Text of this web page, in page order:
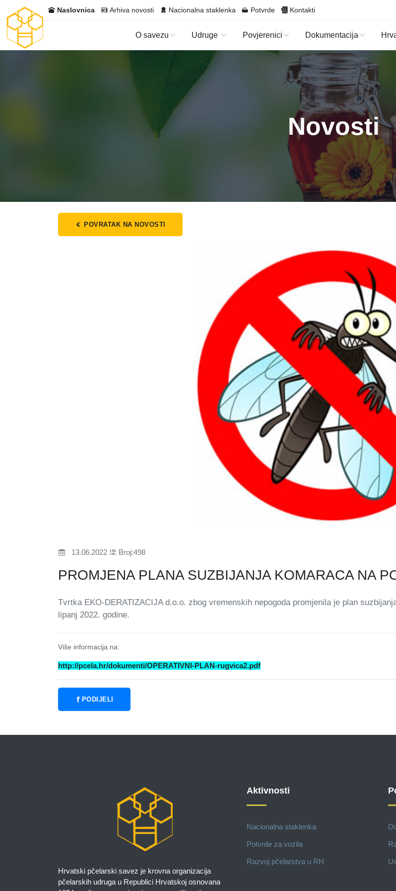
Naslovnica Arhiva novosti Nacionalna staklenka Potvrde Kontakti
O savezu Udruge Povjerenici Dokumentacija
Novosti
POVRATAK NA NOVOSTI
13.06.2022 Broj:498
PROMJENA PLANA SUZBIJANJA KOMARACA NA
Tvrtka EKO-DERATIZACIJA d.o.o. zbog vremenskih nepogoda promjenila je plan
lipanj 2022. godine.
Više informacija na:
http://pcela.hr/dokumenti/OPERATIVNI-PLAN-rugvica2.pdf
PODIJELI
Hrvatski pčelarski savez je krovna organizacija
pčelarskih udruga u Republici Hrvatskoj osnovana
Aktivnosti
Nacionalna staklenka
Potvrde za vozila
Razvoj pčelarstva u RH